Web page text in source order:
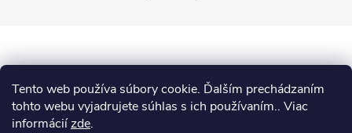
Tento web používa súbory cookie. Ďalším prechádzaním
tohto webu vyjadrujete súhlas s ich používaním.. Viac
informáciízde.